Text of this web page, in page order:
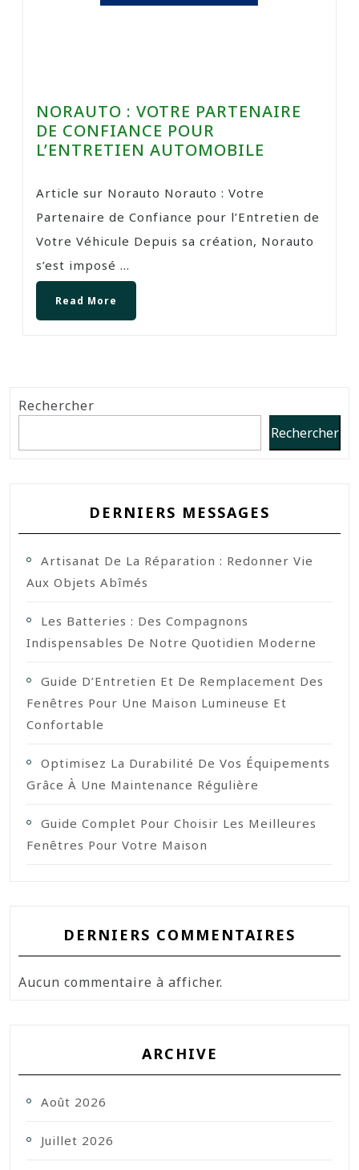
NORAUTO : VOTRE PARTENAIRE
DE CONFIANCE POUR
L’ENTRETIEN AUTOMOBILE
Article sur Norauto Norauto : Votre
Partenaire de Confiance pour l’Entretien de
Votre Véhicule Depuis sa création, Norauto
s’est imposé ...
Read More
Rechercher
Rechercher
DERNIERS MESSAGES
Artisanat De La Réparation : Redonner Vie
Aux Objets Abîmés
Les Batteries : Des Compagnons
Indispensables De Notre Quotidien Moderne
Guide D’Entretien Et De Remplacement Des
Fenêtres Pour Une Maison Lumineuse Et
Confortable
Optimisez La Durabilité De Vos Équipements
Grâce À Une Maintenance Régulière
Guide Complet Pour Choisir Les Meilleures
Fenêtres Pour Votre Maison
DERNIERS COMMENTAIRES
Aucun commentaire à afficher.
ARCHIVE
Août 2026
Juillet 2026